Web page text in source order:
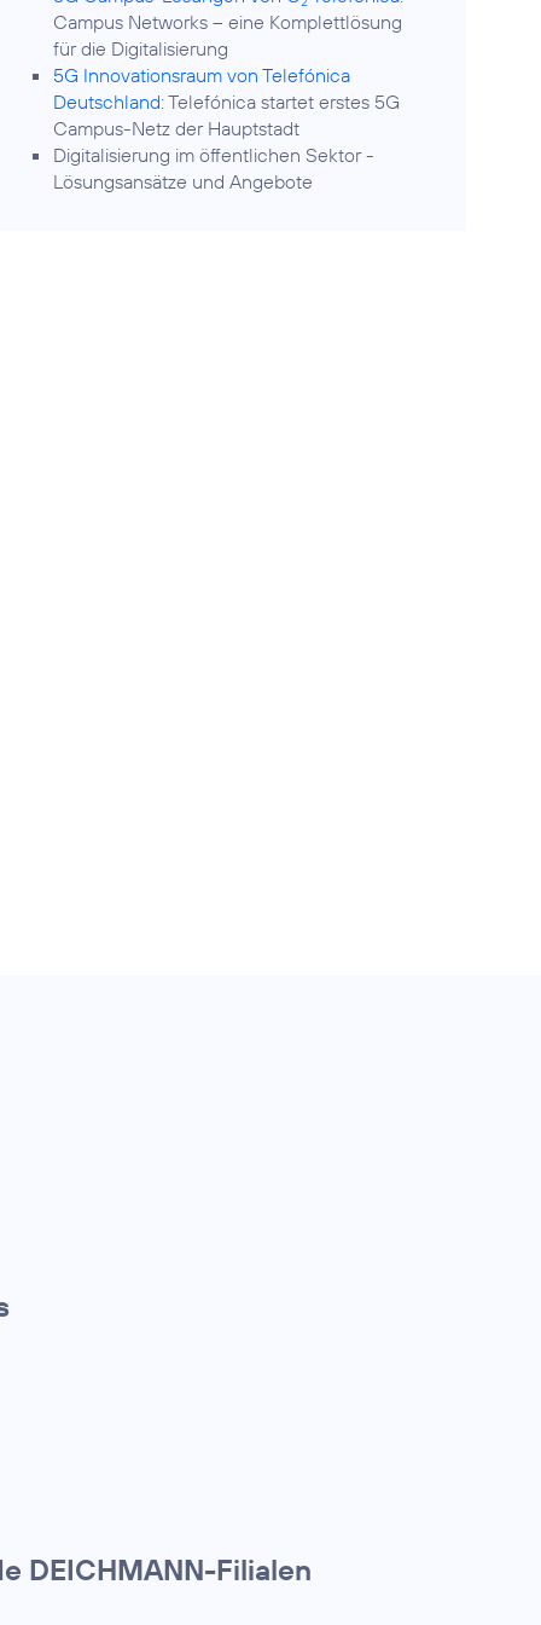
Campus Networks – eine Komplettlösung
für die Digitalisierung
5G Innovationsraum von Telefónica
Deutschland:Telefónica startet erstes 5G
Campus-Netz der Hauptstadt
Digitalisierung im öffentlichen Sektor-
Lösungsansätze und Angebote
DEICHMANN-Filialen